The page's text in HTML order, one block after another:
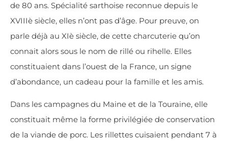
de 80 ans. Spécialité sarthoise reconnue depuis le
XVIIIè siècle, elles n’ont pas d’âge. Pour preuve, on
parle déjà au XIè siècle, de cette charcuterie qu’on
connait alors sous le nom de rillé ou rihelle. Elles
constituaient dans l’ouest de la France, un signe
d’abondance, un cadeau pour la famille et les amis.
Dans les campagnes du Maine et de la Touraine, elle
constituait même la forme privilégiée de conservation
de la viande de porc. Les rillettes cuisaient pendant 7 à